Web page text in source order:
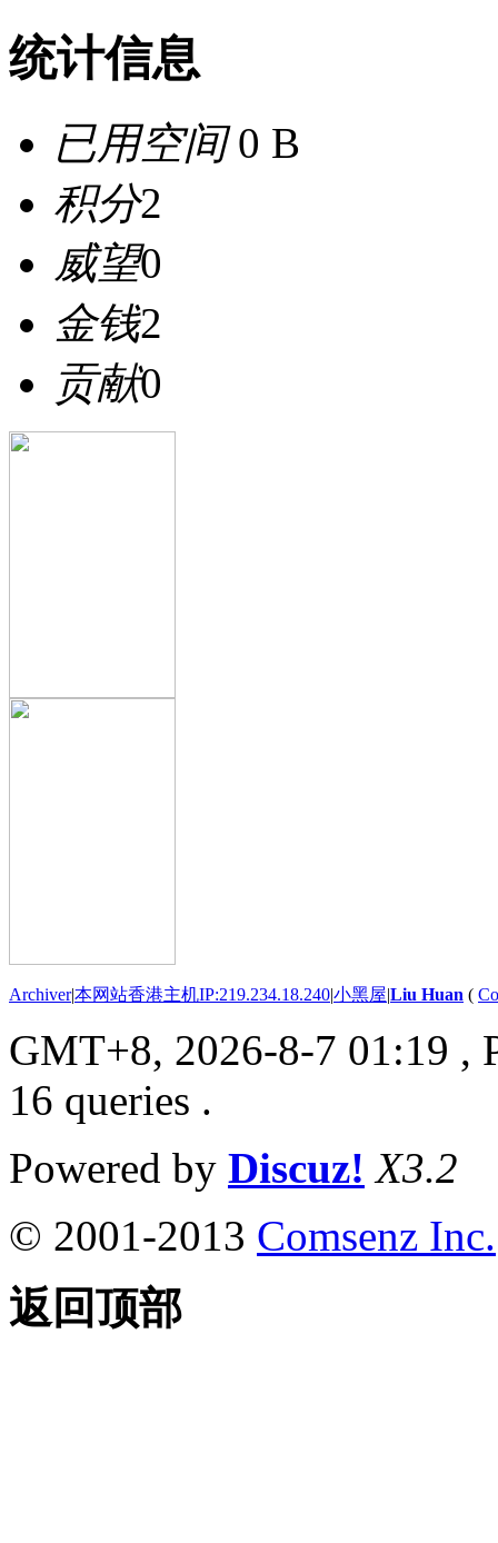
统计信息
已用空间0 B
积分2
威望0
金钱2
贡献0
Archiver|本网站香港主机IP:219.234.18.240|小黑屋|Liu Huan (
GMT+8, 2026-8-7 01:19 ,
16 queries .
Powered by Discuz! X3.2
© 2001-2013 Comsenz Inc.
返回顶部